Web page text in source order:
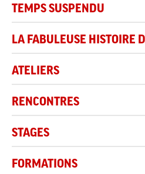
TEMPS SUSPENDU
LA FABULEUSE HISTOIRE
ATELIERS
RENCONTRES
STAGES
FORMATIONS